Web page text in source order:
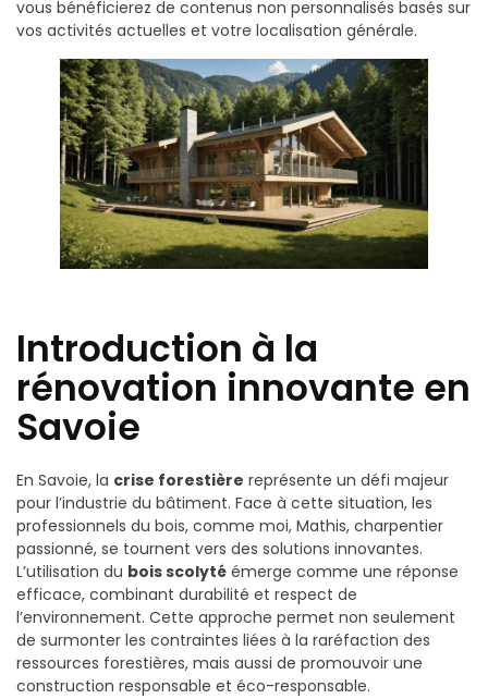
vous bénéficierez de contenus non personnalisés basés sur
vos activités actuelles et votre localisation générale.
Introduction à la
rénovation innovante en
Savoie
En Savoie, la crise forestière représente un défi majeur
pour l’industrie du bâtiment. Face à cette situation, les
professionnels du bois, comme moi, Mathis, charpentier
passionné, se tournent vers des solutions innovantes.
L’utilisation du bois scolyté émerge comme une réponse
efficace, combinant durabilité et respect de
l’environnement. Cette approche permet non seulement
de surmonter les contraintes liées à la raréfaction des
ressources forestières, mais aussi de promouvoir une
construction responsable et éco-responsable.